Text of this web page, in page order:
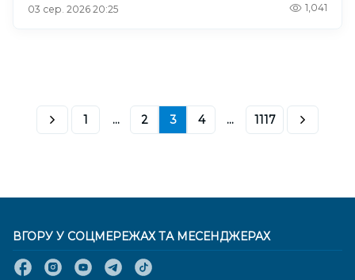
03 сер. 2026 20:25 1,041
1 ... 2 3 4 ... 1117
ВГОРУ У СОЦМЕРЕЖАХ ТА МЕСЕНДЖЕРАХ